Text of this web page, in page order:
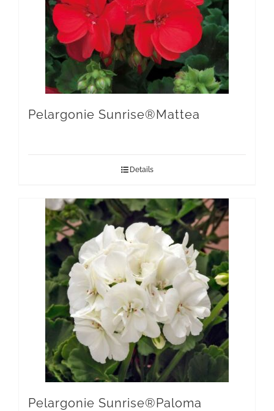
Pelargonie Sunrise®Mattea
Details
Pelargonie Sunrise®Paloma